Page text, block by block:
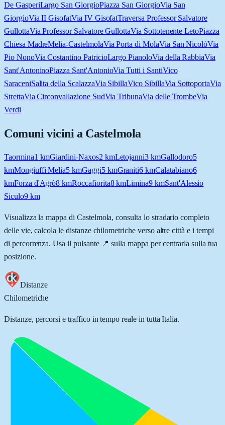
De GasperiLargo San GiorgioPiazza San GiorgioVia San
GiorgioVia II GisofatVia IV GisofatTraversa Professor Salvatore
GullottaVia Professor Salvatore GullottaVia Sottotenente LetoPiazza
Chiesa MadreMelia-CastelmolaVia Porta di MolaVia San NicolòVia
Pio NonoVia Costantino PatricioLargo PianoloVia della RabbiaVia
Sant'AntoninoPiazza Sant'AntonioVia Tutti i SantiVico
SaraceniSalita della ScalazzaVia SibillaVico SibillaVia SottoportaVia
StrettaVia Circonvallazione SudVia TribunaVia delle TrombeVia
Verdi
Comuni vicini a Castelmola
Taormina1 kmGiardini-Naxos2 kmLetojanni3 kmGallodoro5
kmMongiuffi Melia5 kmGaggi5kmGraniti6 kmCalatabiano6
kmForza d'Agrò8 kmRoccafiorita8kmLimina9 kmSant'Alessio
Siculo9km
Visualizza la mappa di Castelmola, consulta lo stradario completo
delle vie, calcola le distanze chilometriche verso altre città e i tempi
di percorrenza. Usa il pulsante 📍 sulla mappa per centrarla sulla tua
posizione.
Distanze
Chilometriche
Distanze, percorsi e traffico in tempo reale in tutta Italia.